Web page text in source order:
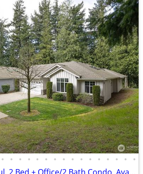
• • • • • • • • • • • • • • • •